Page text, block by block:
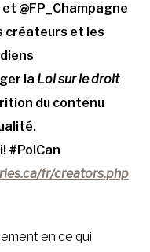
@FP_Champagne
créateurs et les
la Loi sur le droit
du contenu
#PolCan
fr/creators.php
en ce qui